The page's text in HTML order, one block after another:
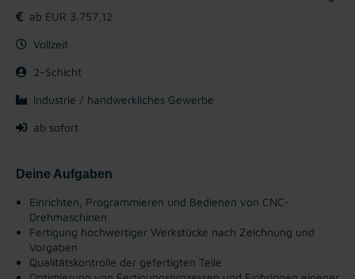
ab EUR 3.757,12
Vollzeit
2-Schicht
Industrie / handwerkliches Gewerbe
ab sofort
Deine Aufgaben
Einrichten, Programmieren und Bedienen von CNC-
Drehmaschinen
Fertigung hochwertiger Werkstücke nach Zeichnung und
Vorgaben
Qualitätskontrolle der gefertigten Teile